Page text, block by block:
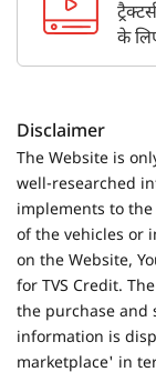
के
Disclaimer
The Website is
well-researched
implements to
of the vehicles or
on the Website,
for TVS Credit.
the purchase and
information is
marketplace' in